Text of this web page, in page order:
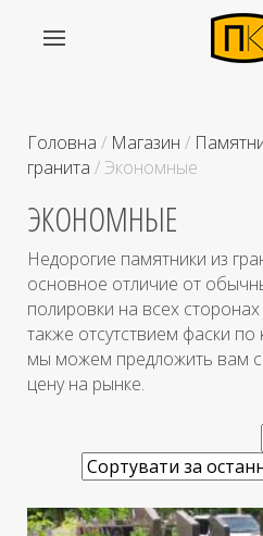
Головна / Магазин /
гранита / Экономные
ЭКОНОМНЫЕ
Недорогие памятники из
основное отличие от
полировки на всех
также отсутствием фаски по
мы можем предложить вам
цену на рынке.